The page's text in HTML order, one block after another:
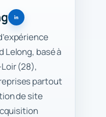
Lelong, basé à
(28),
partout
de site